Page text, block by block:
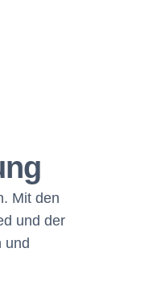
Mit den
und der
und